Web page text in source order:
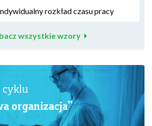
rozkład czasu pracy
wszystkie wzory
cyklu
organizacja”